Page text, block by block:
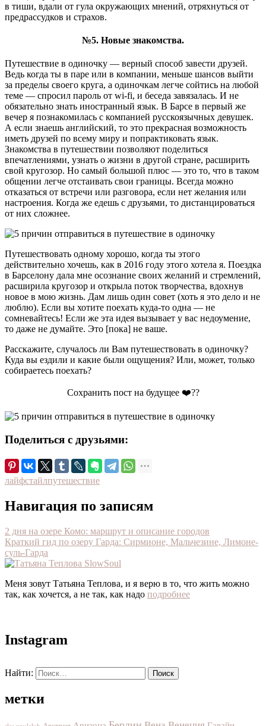
в тиши, вдали от гула окружающих мнений, отряхнуться от
предрассудков и страхов.
№5. Новые знакомства.
Путешествие в одиночку — верный способ завести друзей.
Ведь когда ты в паре или в компании, меньше шансов выйти
за пределы своего круга, а одиночкам легче сойтись на любой
теме — спросил пароль от wi-fi, и беседа завязалась. И не
обязательно знать иностранный язык. В Барсе в первый же
вечер я познакомилась с компанией русскоязычных девушек.
А если знаешь английский, то это прекрасная возможность
иметь друзей по всему миру и попрактиковать язык.
Знакомства в путешествии позволяют поделиться
впечатлениями, узнать о жизни в другой стране, расширить
свой кругозор. Но самый большой плюс — это то, что в таком
общении легче отстаивать свои границы. Всегда можно
отказаться от встречи или разговора, если нет желания или
настроения. Когда же едешь с друзьями, то дистанцироваться
от них сложнее.
Путешествовать одному хорошо, когда ты этого
действительно хочешь, как в 2016 году этого хотела я. Поездка
в Барселону дала мне осознание своих желаний и стремлений,
расширила кругозор и открыла поток творчества, вдохнув
новое в мою жизнь. Дам лишь один совет (хоть я это дело и не
люблю). Если вы хотите поехать куда-то одна — не
сомневайтесь! Если же эта идея вызывает у вас недоумение,
то даже не думайте. Это [пока] не ваше.
Расскажите, случалось ли Вам путешествовать в одиночку?
Куда вы ездили и какие были ощущения? Или, может, только
собираетесь поехать?
Сохранить пост на будущее ❤️??
Поделиться с друзьями:
лайфстайлпутешествие
Навигация по записям
2 дня на озере Комо: маршрут и описание городов
Краткий гид по озеру Гарда: Сирмионе, Мальчезине, Лимоне-
суль-Гарда
Меня зовут Татьяна Теплова, и я верю в то, что жить можно
так, как хочется, а не так, как надо подробнее
Instagram
Найти:
метки